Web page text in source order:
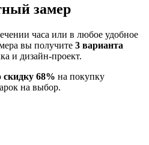
замер
часа или в любое удобное
вы получите 3 варианта
и дизайн-проект.
скидку 68% на покупку
на выбор.